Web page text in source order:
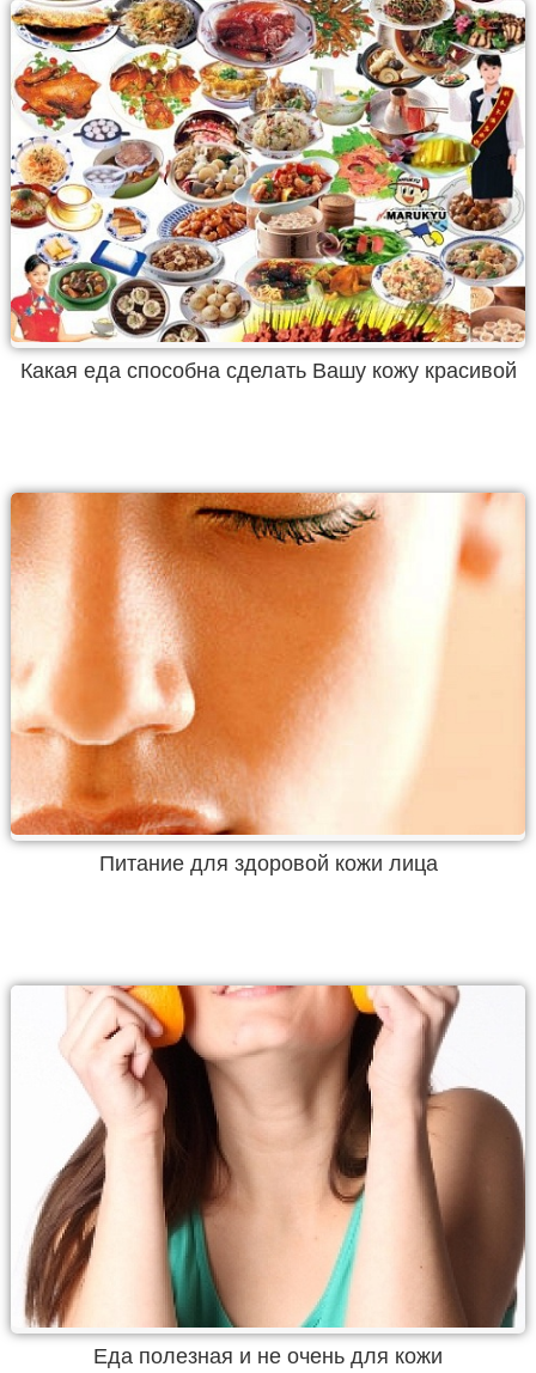
Какая еда способна сделать Вашу кожу красивой
Питание для здоровой кожи лица
Еда полезная и не очень для кожи